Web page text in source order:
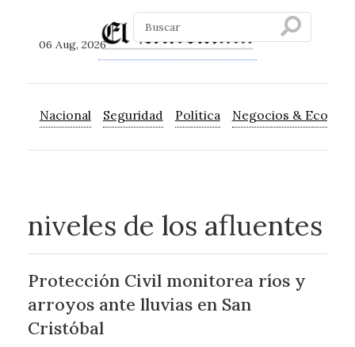
06 Aug, 2026
Nacional Seguridad Política Negocios &
niveles de los afluentes
Protección Civil monitorea ríos y
arroyos ante lluvias en San
Cristóbal